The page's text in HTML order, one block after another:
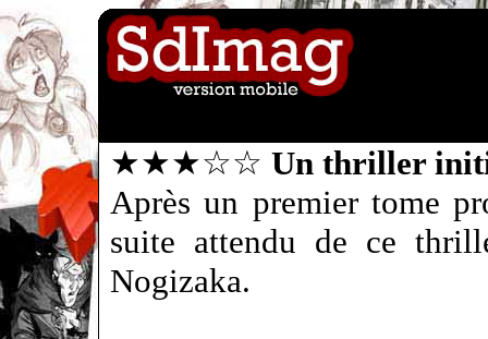
★★★☆☆ Un thriller
Après un premier tome
suite attendu de ce
Nogizaka.